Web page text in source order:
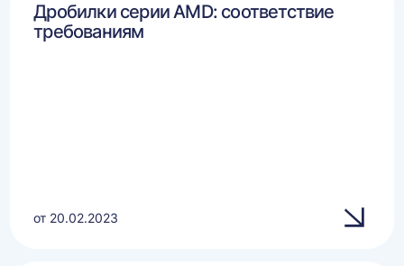
Дробилки серии AMD: соответствие
требованиям
от 20.02.2023